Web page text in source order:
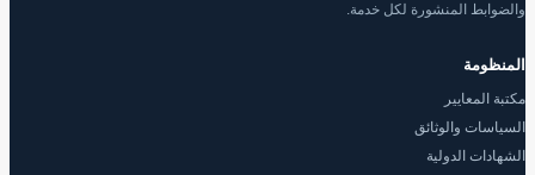
والضوابط المنشورة لكل خدمة.
المنظومة
مكتبة المعايير
السياسات والوثائق
الشهادات الدولية